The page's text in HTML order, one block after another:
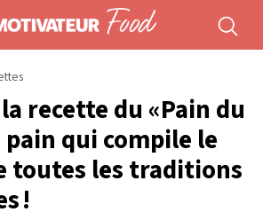
recette du «Pain du
pain qui compile le
toutes les traditions
!